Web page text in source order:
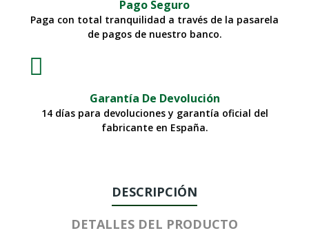
Pago Seguro
Paga con total tranquilidad a través de la pasarela
de pagos de nuestro banco.
Garantía De Devolución
14 días para devoluciones y garantía oficial del
fabricante en España.
DESCRIPCIÓN
DETALLES DEL PRODUCTO